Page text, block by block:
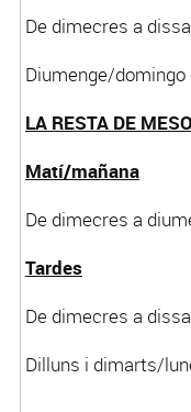
De dimecres a
Diumenge/domingo
LA RESTA DE
Matí/mañana
De dimecres a
Tardes
De dimecres a
Dilluns i dimarts/